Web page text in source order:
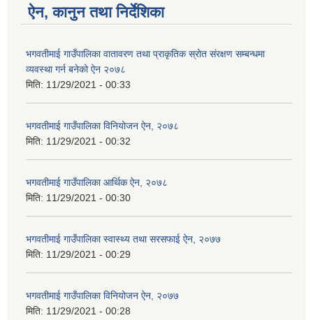
ऐन, कानुन तथा निर्देशिका
भगवतीमाई गाउँपालिका वातावरण तथा प्राकृतिक स्रोत संरक्षण सम्बन्धमा
व्यवस्था गर्न बनेको ऐन २०७८
मिति: 11/29/2021 - 00:33
भगवतीमाई गाउँपालिका विनियोजन ऐन, २०७८
मिति: 11/29/2021 - 00:32
भगवतीमाई गाउँपालिका आर्थिक ऐन, २०७८
मिति: 11/29/2021 - 00:30
भगवतीमाई गाउँपालिका स्वास्थ्य तथा सरसफाई ऐन, २०७७
मिति: 11/29/2021 - 00:29
भगवतीमाई गाउँपालिका विनियोजन ऐन, २०७७
मिति: 11/29/2021 - 00:28